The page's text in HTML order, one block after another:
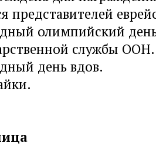
представителей
олимпийский
службы ООН.
день вдов.